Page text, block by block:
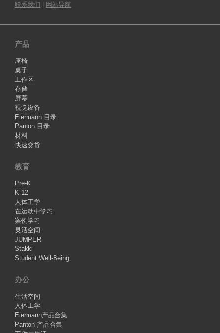
联系我们 | 网站导航
产品
座椅
桌子
工作区
存储
屏幕
视觉设备
Eiermann 目录
Panton 目录
材料
快速交货
教育
Pre-K
K-12
人体工学
在运动中学习
案例学习
灵活空间
JUMPER
Stakki
Student Well-Being
办公
生活空间
人体工学
Eiermann产品合集
Panton 产品合集